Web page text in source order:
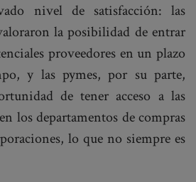
nivel de satisfacción: las
la posibilidad de entrar
proveedores en un plazo
y las pymes, por su parte,
de tener acceso a las
los departamentos de compras
lo que no siempre es